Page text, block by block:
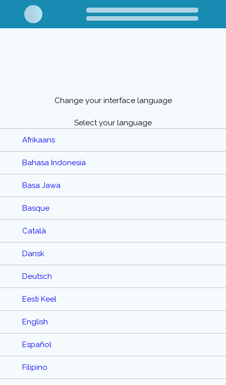
Change your interface language
Select your language
Afrikaans
Bahasa Indonesia
Basa Jawa
Basque
Català
Dansk
Deutsch
Eesti Keel
English
Español
Filipino